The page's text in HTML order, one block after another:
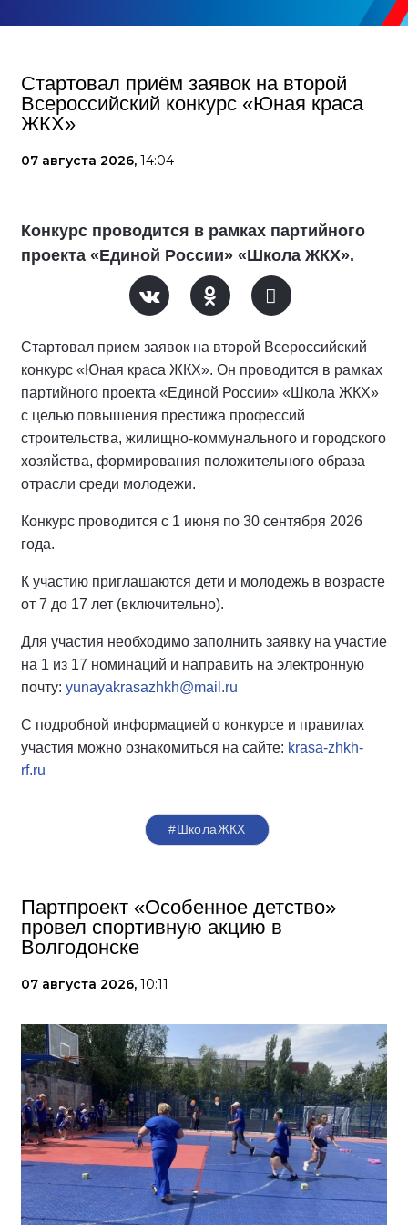
Стартовал приём заявок на второй
Всероссийский конкурс «Юная краса
ЖКХ»
07 августа 2026, 14:04
Конкурс проводится в рамках партийного
проекта «Единой России» «Школа ЖКХ».
Стартовал прием заявок на второй Всероссийский
конкурс «Юная краса ЖКХ». Он проводится в рамках
партийного проекта «Единой России» «Школа ЖКХ»
с целью повышения престижа профессий
строительства, жилищно-коммунального и городского
хозяйства, формирования положительного образа
отрасли среди молодежи.
Конкурс проводится с 1 июня по 30 сентября 2026
года.
К участию приглашаются дети и молодежь в возрасте
от 7 до 17 лет (включительно).
Для участия необходимо заполнить заявку на участие
на 1 из 17 номинаций и направить на электронную
почту: yunayakrasazhkh@mail.ru
С подробной информацией о конкурсе и правилах
участия можно ознакомиться на сайте: krasa-zhkh-
rf.ru
#ШколаЖКХ
Партпроект «Особенное детство»
провел спортивную акцию в
Волгодонске
07 августа 2026, 10:11